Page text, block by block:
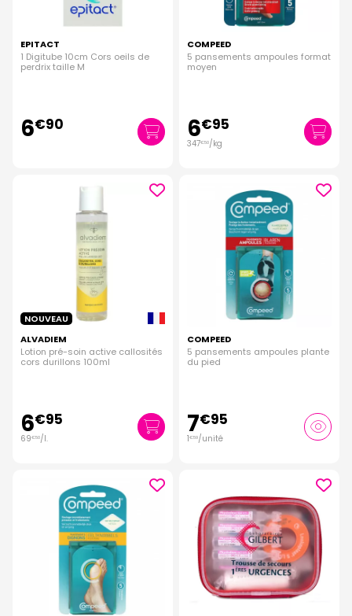
EPITACT
1 Digitube 10cm Cors oeils de
perdrix taille M
6€90
COMPEED
5 pansements ampoules format
moyen
6€95
347€50/kg
NOUVEAU
ALVADIEM
Lotion pré-soin active callosités
cors durillons 100ml
6€95
69€50/l.
COMPEED
5 pansements ampoules plante
du pied
7€95
1€59/unité